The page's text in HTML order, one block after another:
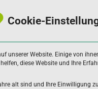
Cookie-
unserer Website. Einige von
diese Website und Ihre
alt sind und Ihre Einwilligung